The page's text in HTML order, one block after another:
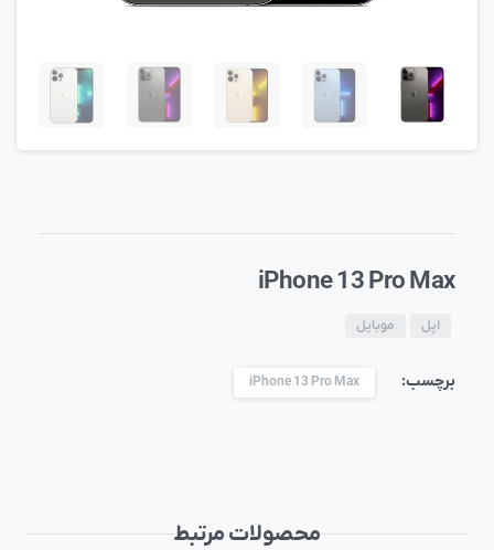
iPhone 13 Pro Max
اپل موبایل
برچسب: iPhone 13 Pro Max
محصولات مرتبط